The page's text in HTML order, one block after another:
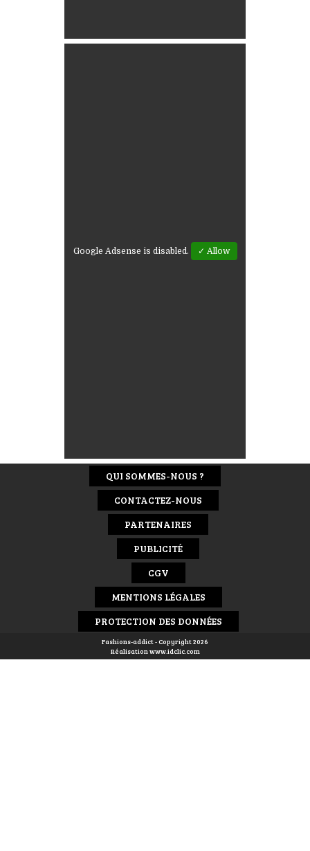
Google Adsense is disabled. ✓ Allow
QUI SOMMES-NOUS ?
CONTACTEZ-NOUS
PARTENAIRES
PUBLICITÉ
CGV
MENTIONS LÉGALES
PROTECTION DES DONNÉES
Fashions-addict - Copyright 2026
Réalisationwww.idclic.com